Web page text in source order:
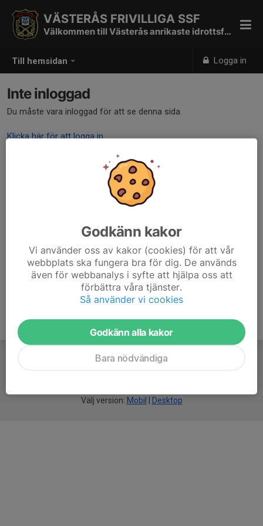
Till hemsidan Logga in
VÄSTERÅS FRIVILLIGA SSF
Välkommen till Västerås anrikaste idrottsförening
Inte inloggad
Du måste vara inloggad för att se denna sida.
Klicka här för att logga in
Välj version: Mobil Desktop
Godkänn kakor
Vi använder oss av kakor (cookies) för att vår
webbplats ska fungera bra för dig. De används
även för webbanalys i syfte att hjälpa oss att
förbättra våra tjänster.
Så använder vi cookies
Godkänn alla kakor
Bara nödvändiga